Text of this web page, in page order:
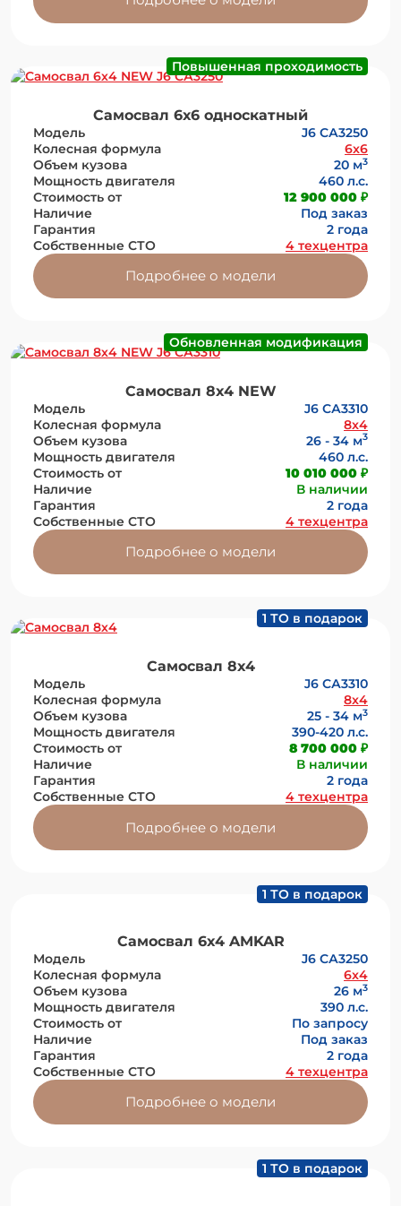
Повышенная проходимость
Самосвал 6х6 односкатный
Модель
J6 СА3250
Колесная формула
6x6
Объем кузова
20 м3
Мощность двигателя
460 л.с.
Стоимость от
12 900 000 ₽
Наличие
Под заказ
Гарантия
2 года
Собственные СТО
4 техцентра
Подробнее о модели
Обновленная модификация
Самосвал 8х4 NEW
Модель
J6 СА3310
Колесная формула
8x4
Объем кузова
26 - 34 м3
Мощность двигателя
460 л.с.
Стоимость от
10 010 000 ₽
Наличие
В наличии
Гарантия
2 года
Собственные СТО
4 техцентра
Подробнее о модели
1 ТО в подарок
Самосвал 8х4
Модель
J6 СА3310
Колесная формула
8x4
Объем кузова
25 - 34 м3
Мощность двигателя
390-420 л.с.
Стоимость от
8 700 000 ₽
Наличие
В наличии
Гарантия
2 года
Собственные СТО
4 техцентра
Подробнее о модели
1 ТО в подарок
Самосвал 6х4 AMKAR
Модель
J6 СА3250
Колесная формула
6x4
Объем кузова
26 м3
Мощность двигателя
390 л.с.
Стоимость от
По запросу
Наличие
Под заказ
Гарантия
2 года
Собственные СТО
4 техцентра
Подробнее о модели
1 ТО в подарок